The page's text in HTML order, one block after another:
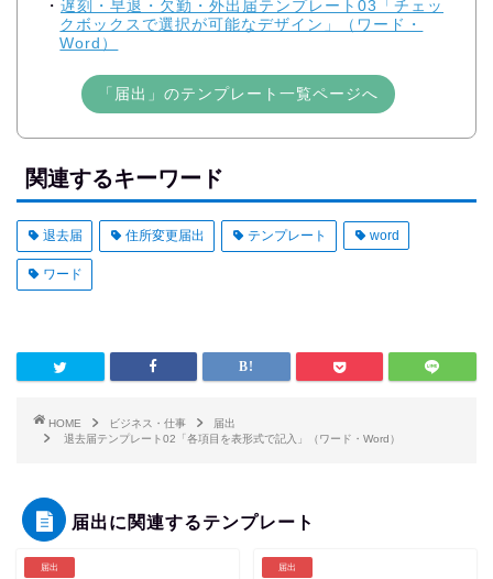
遅刻・早退・欠勤・外出届テンプレート03「チェッ
クボックスで選択が可能なデザイン」（ワード・
Word）
「届出」のテンプレート一覧ページへ
関連するキーワード
退去届 住所変更届出 テンプレート word
ワード
HOME ビジネス・仕事
届出
退去届テンプレート02「各項目を表形式で記入」（ワード・Word）
届出に関連するテンプレート
届出 届出